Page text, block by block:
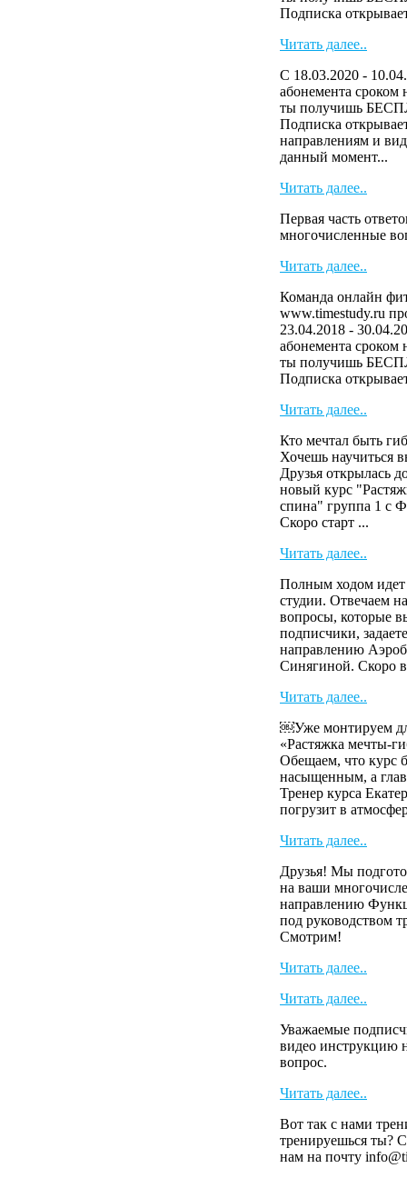
Подписка
Читать далее..
С 18.03.2020 -
абонемента сроком
ты получишь
Подписка
направлениям и
данный момент...
Читать далее..
Первая часть
многочисленные
Читать далее..
Команда онлайн
www.timestudy.ru
23.04.2018 -
абонемента сроком
ты получишь
Подписка
Читать далее..
Кто мечтал быть
Хочешь научиться
Друзья открылась
новый курс
спина" группа 1 с
Скоро старт ...
Читать далее..
Полным ходом идет
студии. Отвечаем
вопросы, которые
подписчики,
направлению
Синягиной. Скоро
Читать далее..
￼Уже монтируем
«Растяжка мечты-
Обещаем, что курс
насыщенным, а
Тренер курса
погрузит в
Читать далее..
Друзья! Мы
на ваши
направлению
под руководством
Смотрим!
Читать далее..
Читать далее..
Уважаемые
видео инструкцию
вопрос.
Читать далее..
Вот так с нами
тренируешься ты?
нам на почту